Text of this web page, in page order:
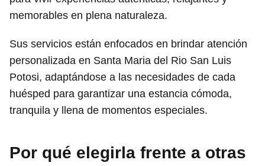
memorables en plena naturaleza.
Sus servicios están enfocados en brindar atención
personalizada en Santa Maria del Rio San Luis
Potosi, adaptándose a las necesidades de cada
huésped para garantizar una estancia cómoda,
tranquila y llena de momentos especiales.
Por qué elegirla frente a otras